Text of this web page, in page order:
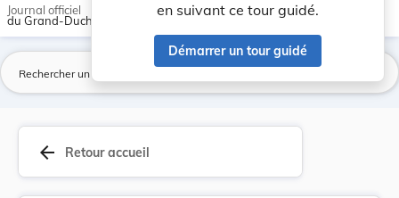
en suivant ce tour guidé.
Démarrer un tour guidé
Journal officiel
du Grand-Duché de Luxembourg
arrow_back Retour accueil